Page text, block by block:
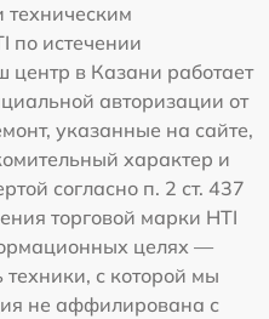
по истечении
центр в Казани работает
авторизации от
указанные на сайте,
характер и
согласно п. 2 ст. 437
торговой марки HTI
целях —
техники, с которой мы
не аффилирована с